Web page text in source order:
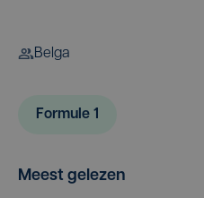
Belga
Formule 1
Meest gelezen